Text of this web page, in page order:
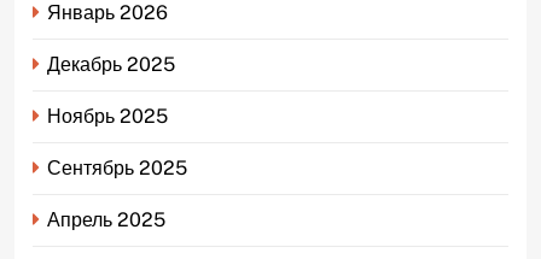
Январь 2026
Декабрь 2025
Ноябрь 2025
Сентябрь 2025
Апрель 2025